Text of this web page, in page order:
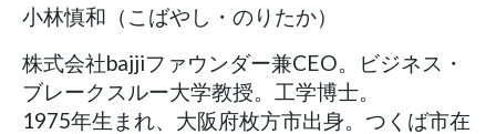
小林慎和（こばやし・のりたか）
株式会社bajjiファウンダー兼CEO。ビジネス・
ブレークスルー大学教授。工学博士。
1975年生まれ、大阪府枚方市出身。つくば市在